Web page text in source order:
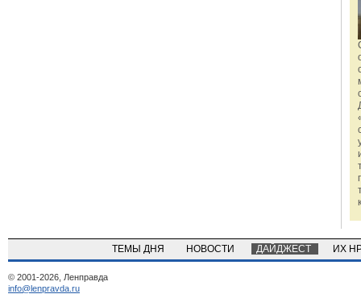
ТЕМЫ ДНЯ НОВОСТИ ДАЙДЖЕСТ ИХ
© 2001-2026, Ленправда
info@lenpravda.ru